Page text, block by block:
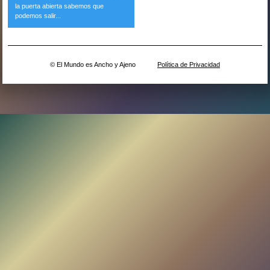
la puerta abierta sabemos que
podemos salir...
© El Mundo es Ancho y Ajeno Política de Privacidad